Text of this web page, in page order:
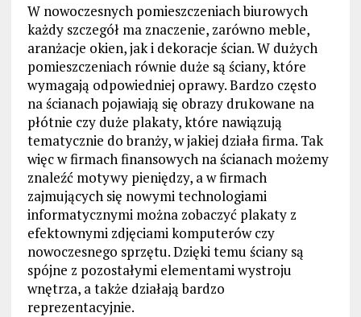
W nowoczesnych pomieszczeniach biurowych
każdy szczegół ma znaczenie, zarówno meble,
aranżacje okien, jak i dekoracje ścian. W dużych
pomieszczeniach równie duże są ściany, które
wymagają odpowiedniej oprawy. Bardzo często
na ścianach pojawiają się obrazy drukowane na
płótnie czy duże plakaty, które nawiązują
tematycznie do branży, w jakiej działa firma. Tak
więc w firmach finansowych na ścianach możemy
znaleźć motywy pieniędzy, a w firmach
zajmujących się nowymi technologiami
informatycznymi można zobaczyć plakaty z
efektownymi zdjęciami komputerów czy
nowoczesnego sprzętu. Dzięki temu ściany są
spójne z pozostałymi elementami wystroju
wnętrza, a także działają bardzo
reprezentacyjnie.